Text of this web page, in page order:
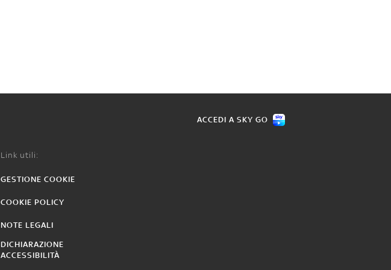
ACCEDI A SKY GO
Link utili:
GESTIONE COOKIE
COOKIE POLICY
NOTE LEGALI
DICHIARAZIONE
ACCESSIBILITÀ